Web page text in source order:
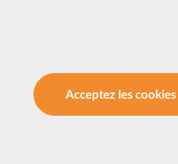
Acceptez les